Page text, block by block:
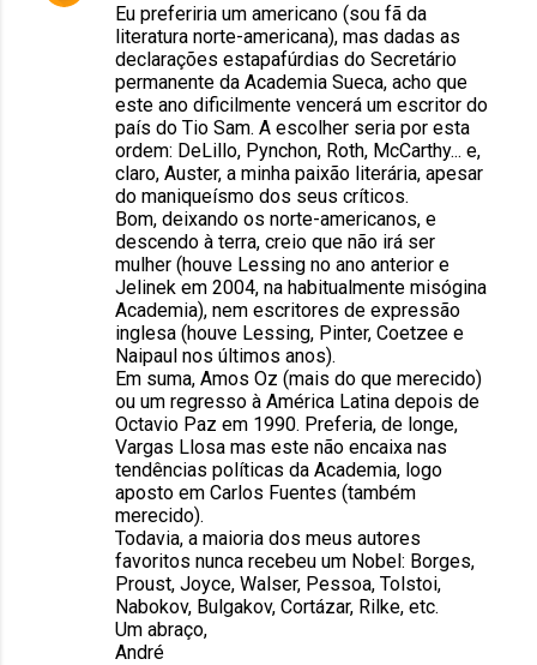
Eu preferiria um americano (sou fã da
literatura norte-americana), mas dadas as
declarações estapafúrdias do Secretário
permanente da Academia Sueca, acho que
este ano dificilmente vencerá um escritor do
país do Tio Sam. A escolher seria por esta
ordem: DeLillo, Pynchon, Roth, McCarthy... e,
claro, Auster, a minha paixão literária, apesar
do maniqueísmo dos seus críticos.
Bom, deixando os norte-americanos, e
descendo à terra, creio que não irá ser
mulher (houve Lessing no ano anterior e
Jelinek em 2004, na habitualmente misógina
Academia), nem escritores de expressão
inglesa (houve Lessing, Pinter, Coetzee e
Naipaul nos últimos anos).
Em suma, Amos Oz (mais do que merecido)
ou um regresso à América Latina depois de
Octavio Paz em 1990. Preferia, de longe,
Vargas Llosa mas este não encaixa nas
tendências políticas da Academia, logo
aposto em Carlos Fuentes (também
merecido).
Todavia, a maioria dos meus autores
favoritos nunca recebeu um Nobel: Borges,
Proust, Joyce, Walser, Pessoa, Tolstoi,
Nabokov, Bulgakov, Cortázar, Rilke, etc.
Um abraço,
André